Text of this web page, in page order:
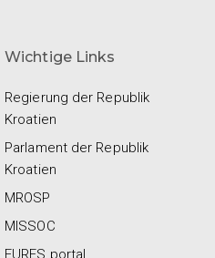
Wichtige Links
Regierung der Republik
Kroatien
Parlament der Republik
Kroatien
MROSP
MISSOC
EURES portal